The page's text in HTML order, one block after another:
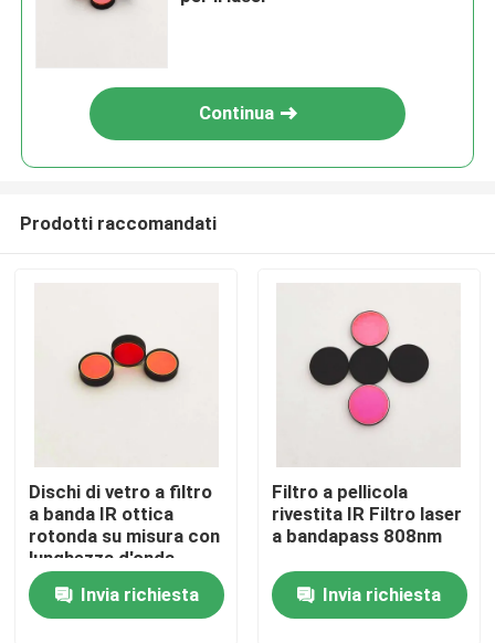
Casa
Prodotti
Continua
Prodotti raccomandati
Dischi di vetro a filtro
a banda IR ottica
rotonda su misura con
lunghezza d'onda
centrale di 850 nm e
blocco OD5 200-1100
nm
Invia richiesta
Filtro a pellicola
rivestita IR Filtro laser
a bandapass 808nm
Invia richiesta